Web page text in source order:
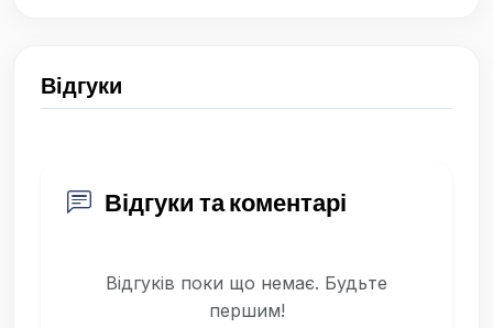
Відгуки
Відгуки та коментарі
Відгуків поки що немає. Будьте
першим!